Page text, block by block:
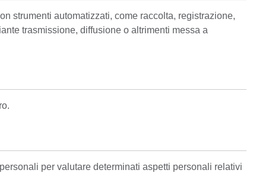
strumenti automatizzati, come raccolta, registrazione,
trasmissione, diffusione o altrimenti messa a
per valutare determinati aspetti personali relativi